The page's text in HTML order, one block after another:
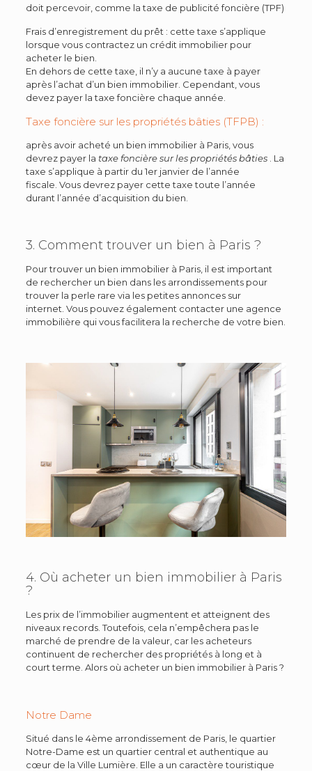
doit percevoir, comme la taxe de publicité foncière (TPF)
Frais d’enregistrement du prêt : cette taxe s’applique
lorsque vous contractez un crédit immobilier pour
acheter le bien.
En dehors de cette taxe, il n’y a aucune taxe à payer
après l’achat d’un bien immobilier. Cependant, vous
devez payer la taxe foncière chaque année.
Taxe foncière sur les propriétés bâties (TFPB) :
après avoir acheté un bien immobilier à Paris, vous
devrez payer la taxe foncière sur les propriétés bâties. La
taxe s’applique à partir du 1er janvier de l’année
fiscale. Vous devrez payer cette taxe toute l’année
durant l’année d’acquisition du bien.
3. Comment trouver un bien à Paris ?
Pour trouver un bien immobilier à Paris, il est important
de rechercher un bien dans les arrondissements pour
trouver la perle rare via les petites annonces sur
internet. Vous pouvez également contacter une agence
immobilière qui vous facilitera la recherche de votre bien.
4. Où acheter un bien immobilier à Paris
?
Les prix de l’immobilier augmentent et atteignent des
niveaux records. Toutefois, cela n’empêchera pas le
marché de prendre de la valeur, car les acheteurs
continuent de rechercher des propriétés à long et à
court terme. Alors où acheter un bien immobilier à Paris ?
Notre Dame
Situé dans le 4ème arrondissement de Paris, le quartier
Notre-Dame est un quartier central et authentique au
cœur de la Ville Lumière. Elle a un caractère touristique